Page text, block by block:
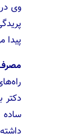
وی
پیدا
دکتر